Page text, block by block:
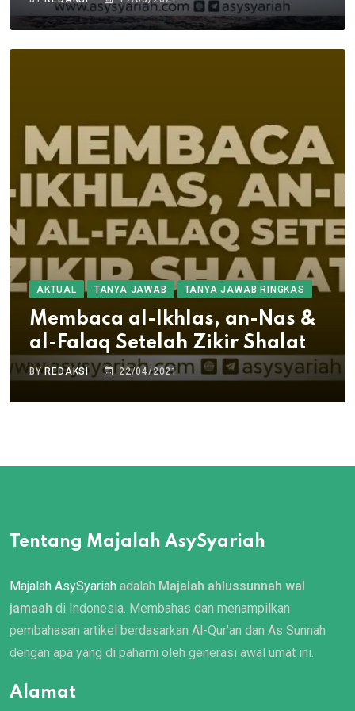
AKTUAL TANYA JAWAB TANYA JAWAB RINGKAS
Membaca al-Ikhlas, an-Nas &
al-Falaq Setelah Zikir Shalat
BYREDAKSI 22/04/2021
Tentang Majalah AsySyariah
Majalah AsySyariah adalah Majalah ahlussunnah wal
jamaah di Indonesia. Membahas dan menampilkan
pembahasan artikel berdasarkan Al-Qur’an dan As Sunnah
dengan apa yang di pahami oleh generasi awal umat ini.
Alamat